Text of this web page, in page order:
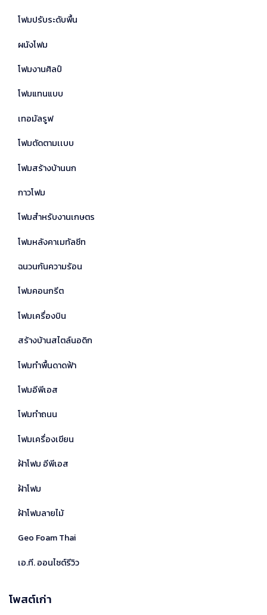
โฟมปรับระดับพื้น
ผนังโฟม
โฟมงานศิลป์
โฟมแทนแบบ
เทอมัลรูฟ
โฟมตัดตามเเบบ
โฟมสร้างบ้านนก
กาวโฟม
โฟมสำหรับงานเกษตร
โฟมหลังคาเมทัลชีท
ฉนวนกันความร้อน
โฟมคอนกรีต
โฟมเครื่องบิน
สร้างบ้านสไตล์นอดิก
โฟมทำพื้นดาดฟ้า
โฟมอีพีเอส
โฟมทำถนน
โฟมเครื่องเขียน
ฝ้าโฟม อีพีเอส
ฝ้าโฟม
ฝ้าโฟมลายไม้
Geo Foam Thai
เอ.ที. ออนไซต์รีวิว
โพสต์เก่า